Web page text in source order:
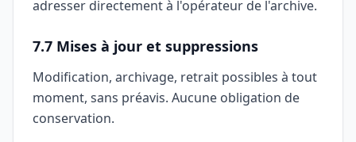
adresser directement à l'opérateur de l'archive.
7.7 Mises à jour et suppressions
Modification, archivage, retrait possibles à tout
moment, sans préavis. Aucune obligation de
conservation.